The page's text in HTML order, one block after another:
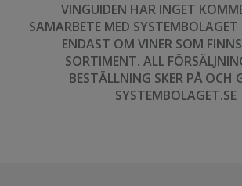
VINGUIDEN HAR INGET
SAMARBETE MED
ENDAST OM VINER SOM
SORTIMENT. ALL
BESTÄLLNING SKER PÅ OCH
SYSTEMBOLAGET.SE